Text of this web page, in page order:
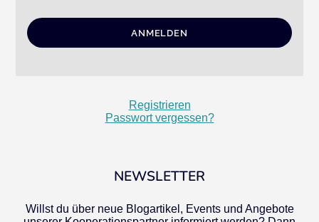
Registrieren
Passwort vergessen?
NEWSLETTER
Willst du über neue Blogartikel, Events und Angebote